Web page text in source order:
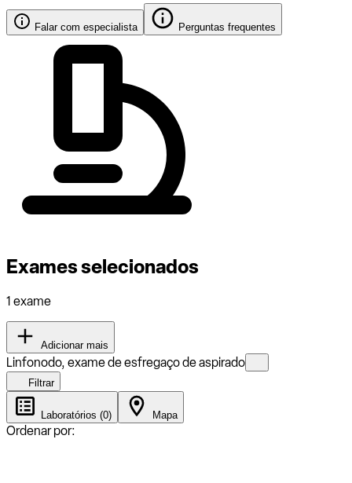
Falar com especialista Perguntas frequentes
Exames selecionados
1 exame
Adicionar mais
Linfonodo, exame de esfregaço de aspirado
Filtrar
Laboratórios (0) Mapa
Ordenar por: